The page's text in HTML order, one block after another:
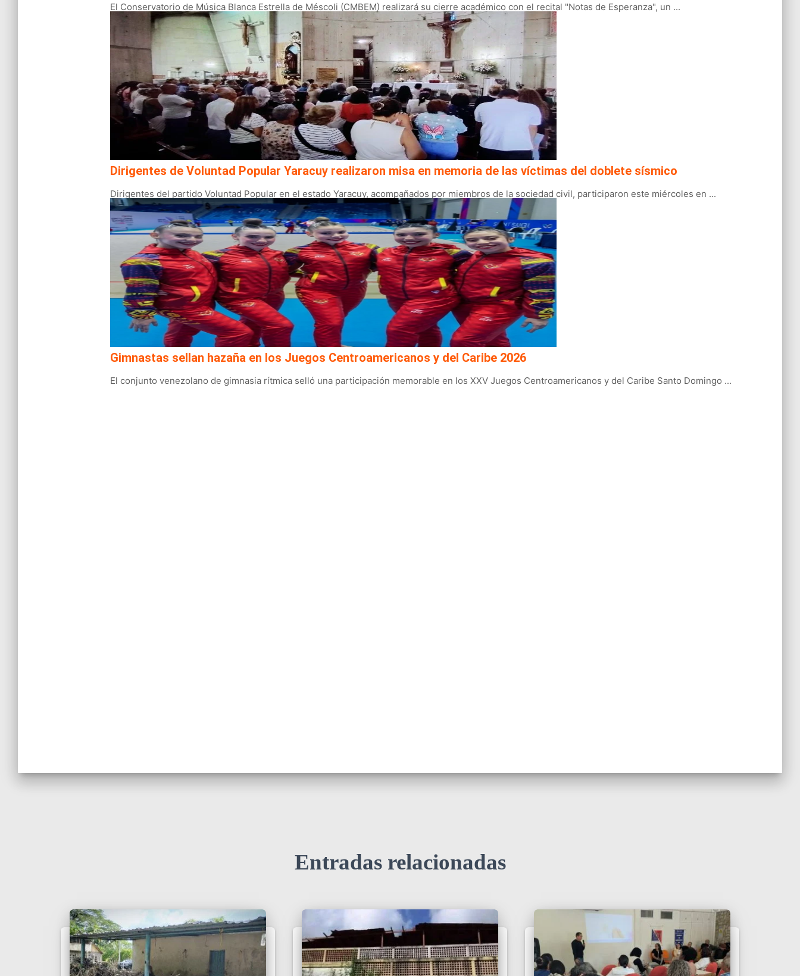
El Conservatorio de Música Blanca Estrella de Méscoli (CMBEM) realizará su cierre académico con el recital "Notas de Esperanza", un ...
Dirigentes de Voluntad Popular Yaracuy realizaron misa en memoria de las víctimas del doblete sísmico
Dirigentes del partido Voluntad Popular en el estado Yaracuy, acompañados por miembros de la sociedad civil, participaron este miércoles en ...
Gimnastas sellan hazaña en los Juegos Centroamericanos y del Caribe 2026
El conjunto venezolano de gimnasia rítmica selló una participación memorable en los XXV Juegos Centroamericanos y del Caribe Santo Domingo ...
Entradas relacionadas